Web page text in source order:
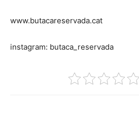
www.butacareservada.cat
instagram: butaca_reservada